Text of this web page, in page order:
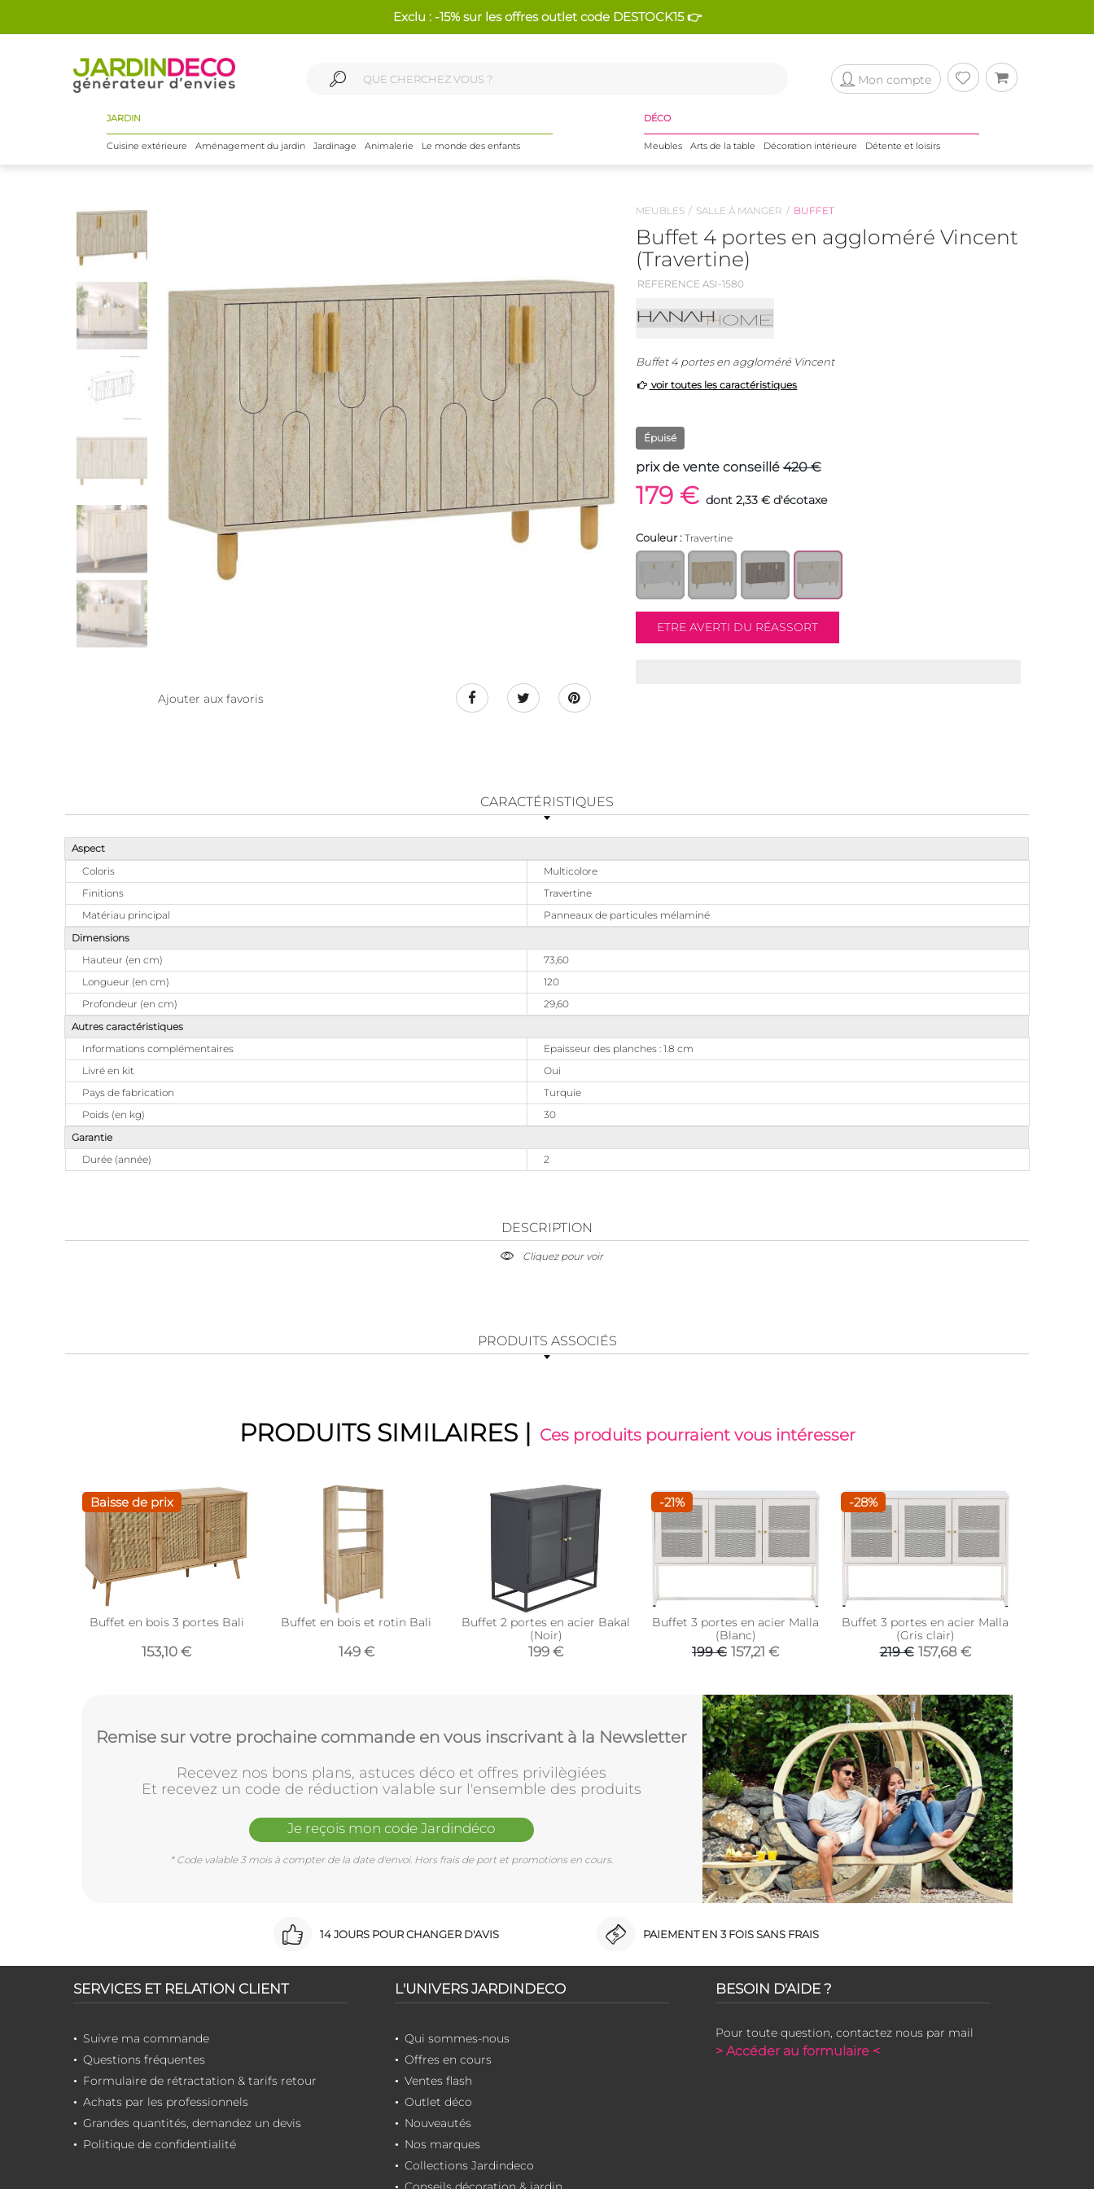
Exclu : -15% sur les offres outlet code DESTOCK15 👉
Mon compte
JARDIN
Cuisine extérieure Aménagement du jardin Jardinage Animalerie Le monde des enfants
DÉCO
Meubles Arts de la table Décoration intérieure Détente et loisirs
Ajouter aux favoris
MEUBLES SALLE À MANGER BUFFET
Buffet 4 portes en aggloméré Vincent
(Travertine)
REFERENCE ASI-1580
Buffet 4 portes en aggloméré Vincent
voir toutes les caractéristiques
Épuisé
prix de vente conseillé420 €
179 € dont 2,33 € d'écotaxe
Couleur : Travertine
CARACTÉRISTIQUES
Aspect
Coloris
Multicolore
Finitions
Travertine
Matériau principal
Panneaux de particules mélaminé
Dimensions
Hauteur (en cm)
73,60
Longueur (en cm)
120
Profondeur (en cm)
29,60
Autres caractéristiques
Informations complémentaires
Epaisseur des planches : 1.8 cm
Livré en kit
Oui
Pays de fabrication
Turquie
Poids (en kg)
30
Garantie
Durée (année)
2
DESCRIPTION
Cliquez pour voir
PRODUITS ASSOCIÉS
PRODUITS SIMILAIRES | Ces produits pourraient vous intéresser
Baisse de prix
Buffet en bois 3 portes Bali
153,10 €
Buffet en bois et rotin Bali
149 €
Buffet 2 portes en acier Bakal
(Noir)
199 €
-21%
Buffet 3 portes en acier Malla
(Blanc)
199 € 157,21 €
-28%
Buffet 3 portes en acier Malla
(Gris clair)
219 € 157,68 €
Remise sur votre prochaine commande en vous inscrivant à la Newsletter
Recevez nos bons plans, astuces déco et offres privilègiées
Et recevez un code de réduction valable sur l'ensemble des produits
Je reçois mon code Jardindéco
* Code valable 3 mois à compter de la date d'envoi. Hors frais de port et promotions en cours.
14 JOURS POUR CHANGER D'AVIS PAIEMENT EN 3 FOIS SANS FRAIS
SERVICES ET RELATION CLIENT
Suivre ma commande
Questions fréquentes
Formulaire de rétractation & tarifs retour
Achats par les professionnels
Grandes quantités, demandez un devis
Politique de confidentialité
L'UNIVERS JARDINDECO
Qui sommes-nous
Offres en cours
Ventes flash
Outlet déco
Nouveautés
Nos marques
Collections Jardindeco
BESOIN D'AIDE ?
Pour toute question, contactez nous par mail
> Accéder au formulaire <